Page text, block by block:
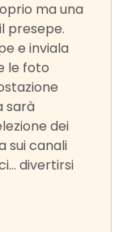
ma una
presepe.
e inviala
le foto
sarà
dei
sui canali
divertirsi